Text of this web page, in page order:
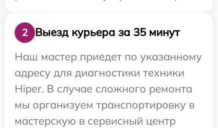
2
Выезд курьера за 35 минут
Наш мастер приедет по указанному
адресу для диагностики техники
Hiper. В случае сложного ремонта
мы организуем транспортировку в
мастерскую в сервисный центр